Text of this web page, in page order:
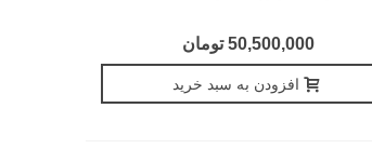
50,500,000 تومان
افزودن به سبد خرید